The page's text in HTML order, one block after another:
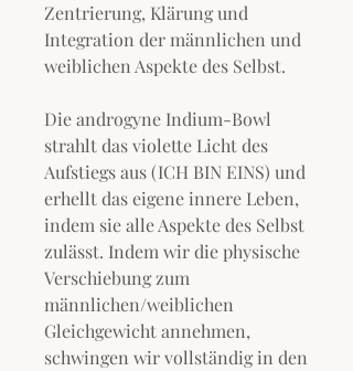
Zentrierung, Klärung und
Integration der männlichen und
weiblichen Aspekte des Selbst.
Die androgyne Indium-Bowl
strahlt das violette Licht des
Aufstiegs aus (ICH BIN EINS) und
erhellt das eigene innere Leben,
indem sie alle Aspekte des Selbst
zulässt. Indem wir die physische
Verschiebung zum
männlichen/weiblichen
Gleichgewicht annehmen,
schwingen wir vollständig in den